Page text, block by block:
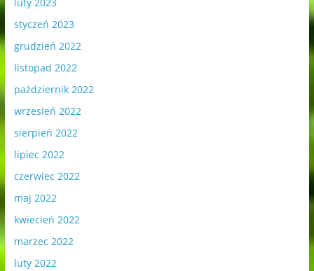
luty 2023
styczeń 2023
grudzień 2022
listopad 2022
październik 2022
wrzesień 2022
sierpień 2022
lipiec 2022
czerwiec 2022
maj 2022
kwiecień 2022
marzec 2022
luty 2022